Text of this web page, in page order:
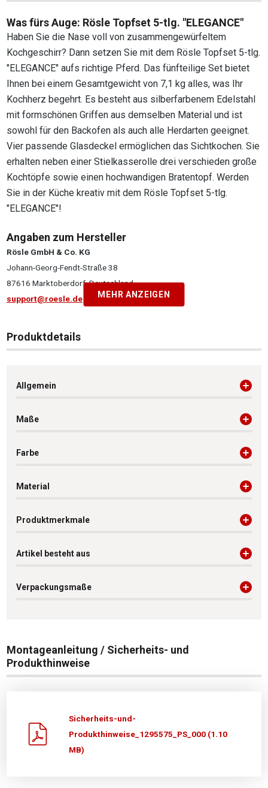
Was fürs Auge: Rösle Topfset 5-tlg. "ELEGANCE"
Haben Sie die Nase voll von zusammengewürfeltem
Kochgeschirr? Dann setzen Sie mit dem Rösle Topfset 5-tlg.
"ELEGANCE" aufs richtige Pferd. Das fünfteilige Set bietet
Ihnen bei einem Gesamtgewicht von 7,1 kg alles, was Ihr
Kochherz begehrt. Es besteht aus silberfarbenem Edelstahl
mit formschönen Griffen aus demselben Material und ist
sowohl für den Backofen als auch alle Herdarten geeignet.
Vier passende Glasdeckel ermöglichen das Sichtkochen. Sie
erhalten neben einer Stielkasserolle drei verschieden große
Kochtöpfe sowie einen hochwandigen Bratentopf. Werden
Sie in der Küche kreativ mit dem Rösle Topfset 5-tlg.
"ELEGANCE"!
Angaben zum Hersteller
Rösle GmbH & Co. KG
Johann-Georg-Fendt-Straße 38
87616 Marktoberdorf, Deutschland
support@roesle.de
MEHR ANZEIGEN
Produktdetails
Allgemein
Maße
Farbe
Material
Produktmerkmale
Artikel besteht aus
Verpackungsmaße
Montageanleitung / Sicherheits- und
Produkthinweise
Sicherheits-und-
Produkthinweise_1295575_PS_000 (1.10
MB)